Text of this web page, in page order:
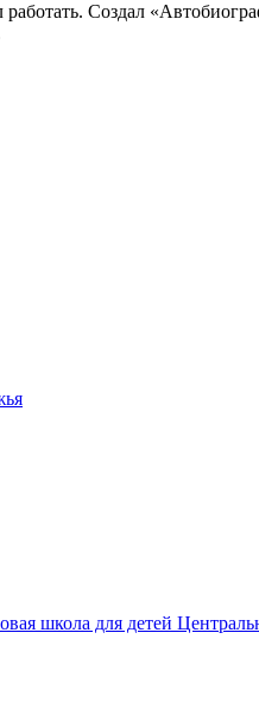
Создал
школа для детей